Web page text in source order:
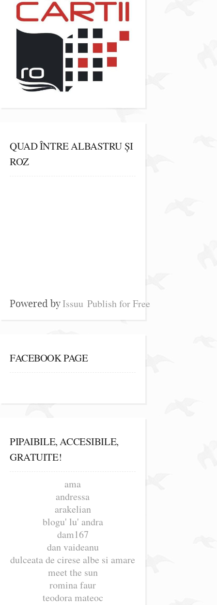
QUAD ÎNTRE ALBASTRU ȘI
ROZ
Powered byIssuu Publish for Free
FACEBOOK PAGE
PIPAIBILE, ACCESIBILE,
GRATUITE!
ama
andressa
arakelian
blogu' lu' andra
dam167
dan vaideanu
dulceata de cirese albe si amare
meet the sun
romina faur
teodora mateoc